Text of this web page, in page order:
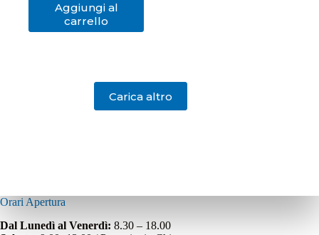
Aggiungi al
carrello
Carica altro
Orari Apertura
Dal Lunedì al Venerdì: 8.30 – 18.00